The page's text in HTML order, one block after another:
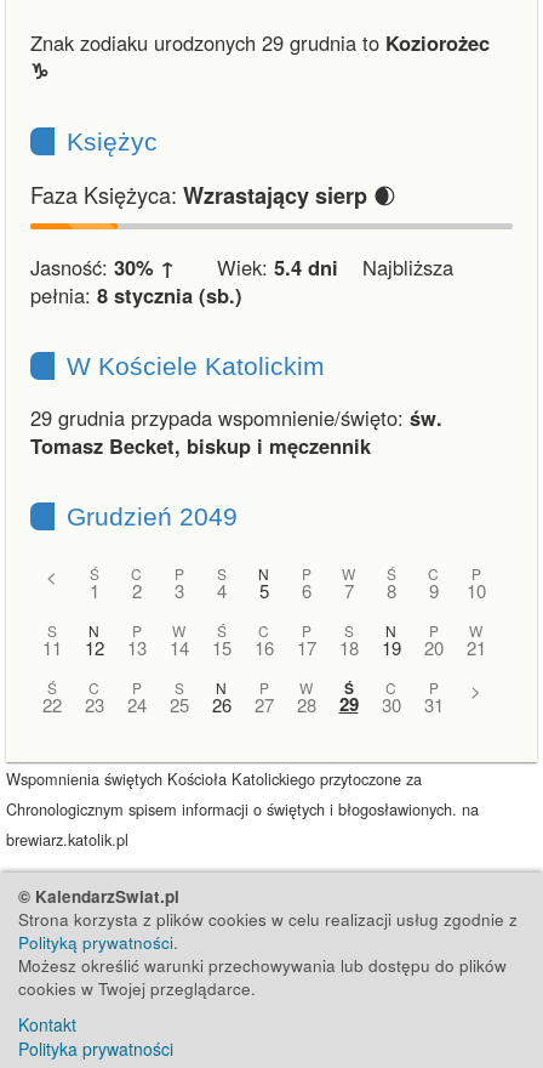
Znak zodiaku urodzonych 29 grudnia to Koziorożec
♑︎
Księżyc
Faza Księżyca: Wzrastający sierp 🌒
Jasność: 30% ↑ Wiek: 5.4 dni Najbliższa
pełnia: 8 stycznia (sb.)
W Kościele Katolickim
29 grudnia przypada wspomnienie/święto: św.
Tomasz Becket, biskup i męczennik
Grudzień 2049
< Ś
1
C
2
P
3
S
4
N
5
P
6
W
7
Ś
8
C
9
P
10
S
11
N
12
P
13
W
14
Ś
15
C
16
P
17
S
18
N
19
P
20
W
21
Ś
22
C
23
P
24
S
25
N
26
P
27
W
28
Ś
29
C
30
P
31
>
Wspomnienia świętych Kościoła Katolickiego przytoczone za
Chronologicznym spisem informacji o świętych i błogosławionych. na
brewiarz.katolik.pl
© KalendarzSwiat.pl
Strona korzysta z plików cookies w celu realizacji usług zgodnie z
Polityką prywatności.
Możesz określić warunki przechowywania lub dostępu do plików
cookies w Twojej przeglądarce.
Kontakt
Polityka prywatności